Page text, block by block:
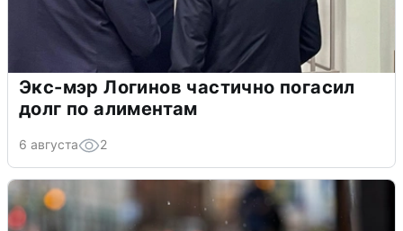
Экс-мэр Логинов частично погасил
долг по алиментам
6 августа 2